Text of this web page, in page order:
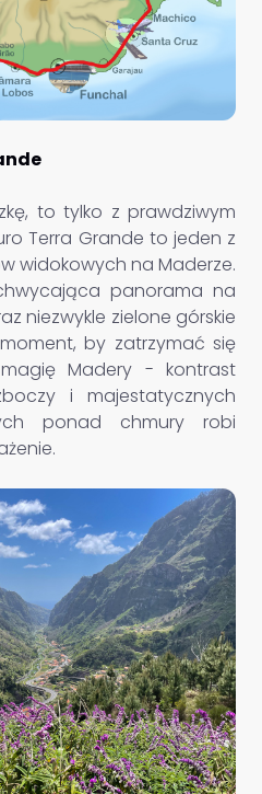
to tylko z prawdziwym
Terra Grande to jeden z
widokowych na Maderze.
panorama na
niezwykle zielone górskie
by zatrzymać się
Madery - kontrast
i majestatycznych
ponad chmury robi